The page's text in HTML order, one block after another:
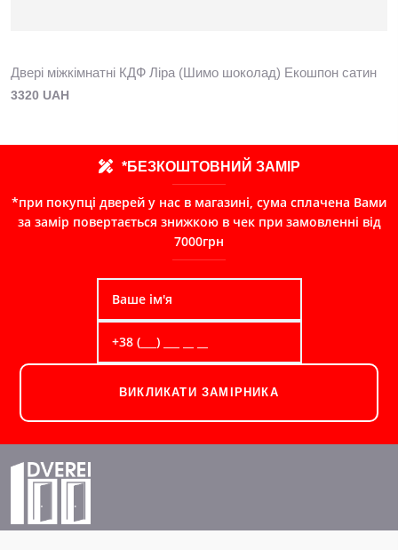
Двері міжкімнатні КДФ Ліра (Шимо шоколад) Екошпон сатин
3320 UAH
*БЕЗКОШТОВНИЙ ЗАМІР
*при покупці дверей у нас в магазині, сума сплачена Вами
за замір повертається знижкою в чек при замовленні від
7000грн
ВИКЛИКАТИ ЗАМІРНИКА